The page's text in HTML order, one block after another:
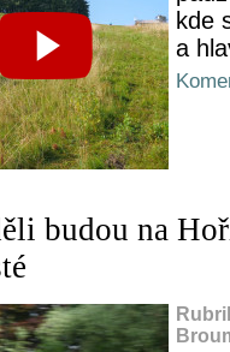
kde
a
budou na